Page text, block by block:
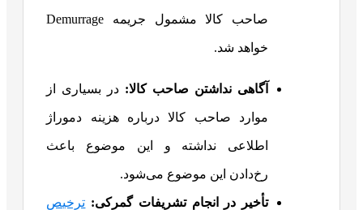
صاحب کالا مشمول جریمه Demurrage
خواهد شد.
آگاهی نداشتن صاحب کالا: در بسیاری از
موارد صاحب کالا درباره هزینه دموراژ
اطلاعی نداشته و این موضوع باعث
رخ‌دادن این موضوع می‌شود.
تأخیر در انجام تشریفات گمرکی: ترخیص